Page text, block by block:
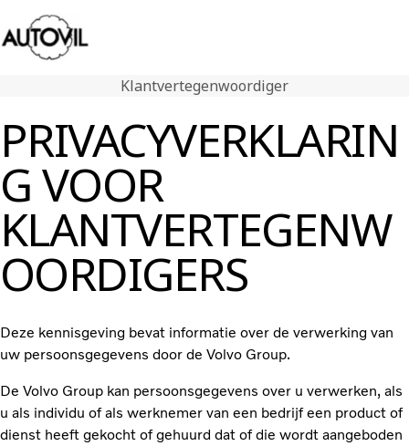
Contact
Volvo Trucks
Tweedehands trucks
Diensten
Nieuws
Contact
Klantvertegenwoordiger
PRIVACYVERKLARIN
G VOOR
KLANTVERTEGENW
OORDIGERS
Deze kennisgeving bevat informatie over de verwerking van
uw persoonsgegevens door de Volvo Group.
De Volvo Group kan persoonsgegevens over u verwerken, als
u als individu of als werknemer van een bedrijf een product of
dienst heeft gekocht of gehuurd dat of die wordt aangeboden